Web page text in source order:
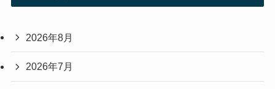
2026年8月
2026年7月